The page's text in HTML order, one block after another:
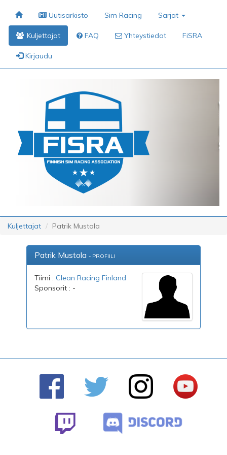
Uutisarkisto Sim Racing Sarjat
Kuljettajat FAQ Yhteystiedot FiSRA
Kirjaudu
Kuljettajat Patrik Mustola
Patrik Mustola - PROFIILI
Tiimi : Clean Racing Finland
Sponsorit : -